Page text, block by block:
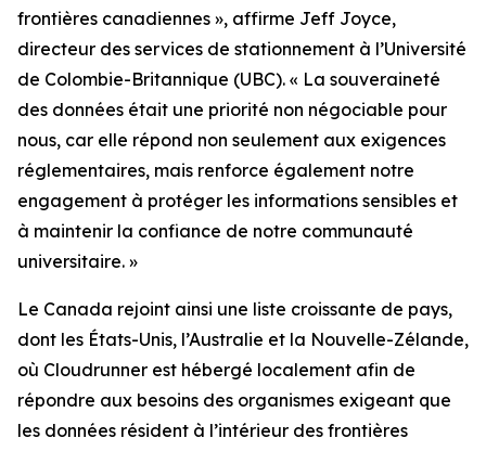
frontières canadiennes », affirme Jeff Joyce,
directeur des services de stationnement à l’Université
de Colombie-Britannique (UBC). « La souveraineté
des données était une priorité non négociable pour
nous, car elle répond non seulement aux exigences
réglementaires, mais renforce également notre
engagement à protéger les informations sensibles et
à maintenir la confiance de notre communauté
universitaire. »
Le Canada rejoint ainsi une liste croissante de pays,
dont les États-Unis, l’Australie et la Nouvelle-Zélande,
où Cloudrunner est hébergé localement afin de
répondre aux besoins des organismes exigeant que
les données résident à l’intérieur des frontières